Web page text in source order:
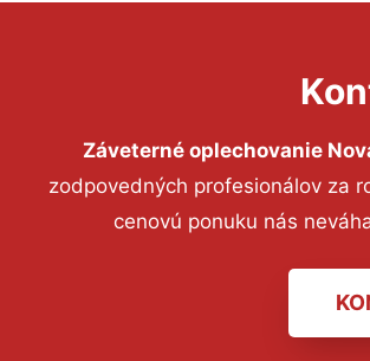
Záveterné oplechovanie
zodpovedných profesionálov za
cenovú ponuku nás